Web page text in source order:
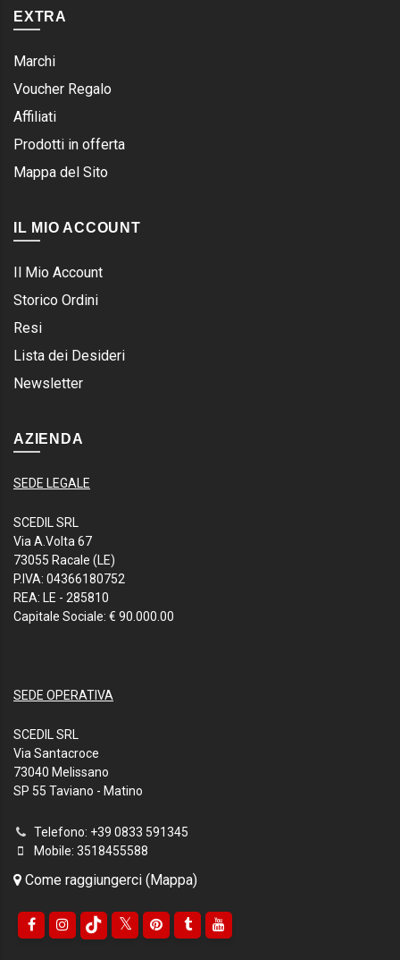
EXTRA
Marchi
Voucher Regalo
Affiliati
Prodotti in offerta
Mappa del Sito
IL MIO ACCOUNT
Il Mio Account
Storico Ordini
Resi
Lista dei Desideri
Newsletter
AZIENDA
SEDE LEGALE
SCEDIL SRL
Via A.Volta 67
73055 Racale (LE)
P.IVA: 04366180752
REA: LE - 285810
Capitale Sociale: € 90.000.00
SEDE OPERATIVA
SCEDIL SRL
Via Santacroce
73040 Melissano
SP 55 Taviano - Matino
Telefono: +39 0833 591345
Mobile: 3518455588
Come raggiungerci (Mappa)